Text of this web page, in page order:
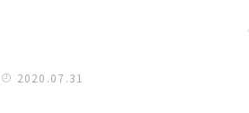
2020.07.31